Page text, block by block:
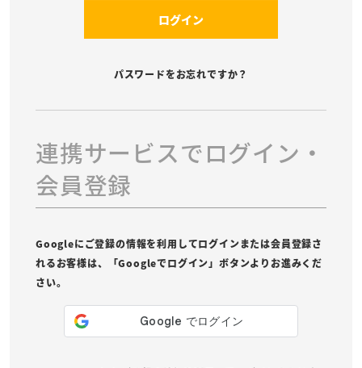
ログイン
パスワードをお忘れですか？
連携サービスでログイン・
会員登録
Googleにご登録の情報を利用してログインまたは会員登録さ
れるお客様は、「Googleでログイン」ボタンよりお進みくだ
さい。